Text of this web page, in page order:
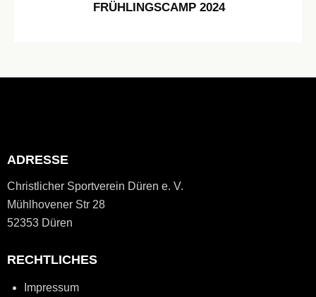
FRÜHLINGSCAMP 2024
ADRESSE
Christlicher Sportverein Düren e. V.
Mühlhovener Str 28
52353 Düren
RECHTLICHES
Impressum